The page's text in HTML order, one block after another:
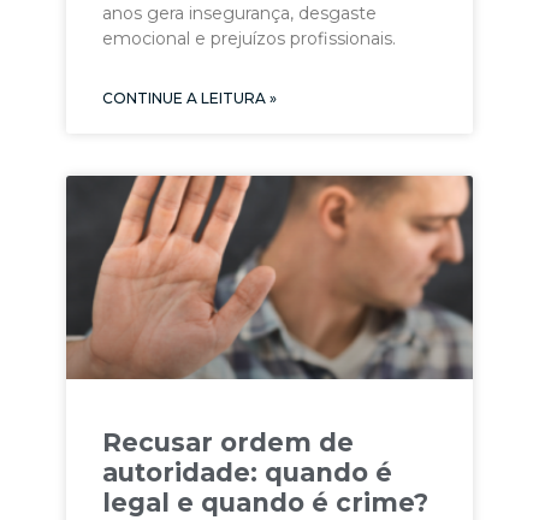
anos gera insegurança, desgaste
emocional e prejuízos profissionais.
CONTINUE A LEITURA »
Recusar ordem de
autoridade: quando é
legal e quando é crime?